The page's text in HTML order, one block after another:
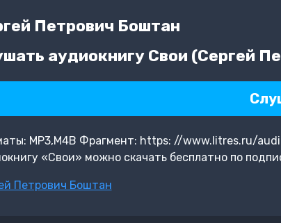
Петрович Боштан
аудиокнигу Свои (Сергей
MP3,M4B Фрагмент: https: //www.litres.ru/
«Свои» можно скачать бесплатно по
Петрович Боштан